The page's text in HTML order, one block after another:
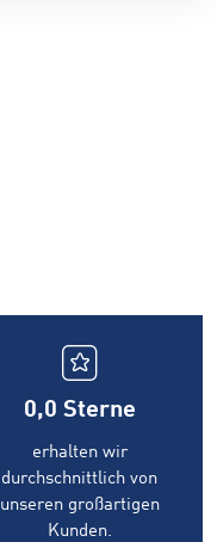
0,0 Sterne
erhalten wir
durchschnittlich von
unseren großartigen
Kunden.